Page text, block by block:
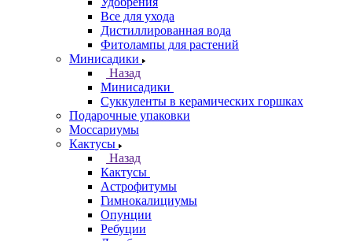
Все для ухода
Дистиллированная вода
Фитолампы для растений
Минисадики
Назад
Минисадики
Суккуленты в керамических горшках
Подарочные упаковки
Моссариумы
Кактусы
Назад
Кактусы
Астрофитумы
Гимнокалициумы
Опунции
Ребуции